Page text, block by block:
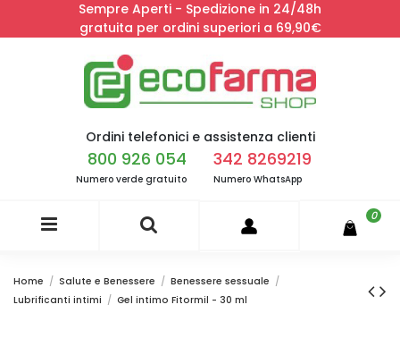
Sempre Aperti - Spedizione in 24/48h
gratuita per ordini superiori a 69,90€
Ordini telefonici e assistenza clienti
800 926 054
Numero verde gratuito
342 8269219
Numero WhatsApp
0
Home Salute e Benessere
Benessere sessuale
Lubrificanti intimi
Gel intimo Fitormil - 30 ml